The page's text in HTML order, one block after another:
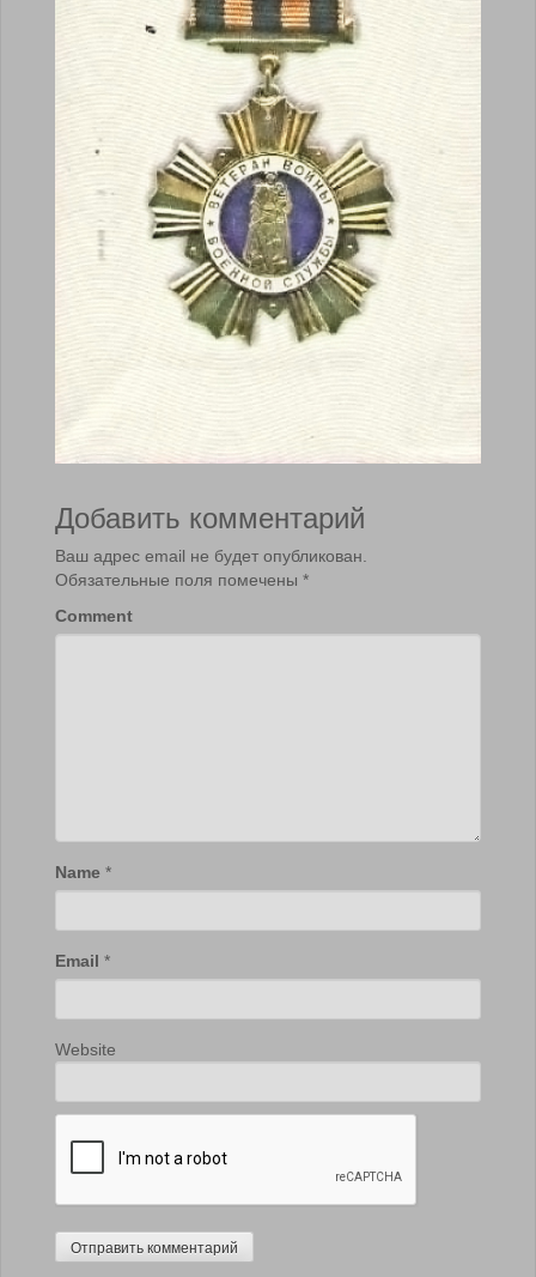
Добавить комментарий
Ваш адрес email не будет опубликован.
Обязательные поля помечены *
Comment
Name *
Email *
Website